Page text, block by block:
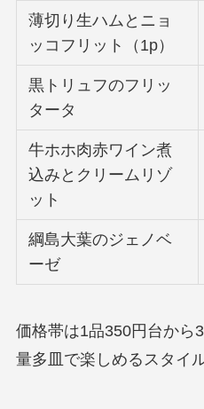
薄切り生ハムとニョ
ッコフリット（1p）
黒トリュフのフリッ
タータ
牛ホホ肉赤ワイン煮
込みとクリームリゾ
ット
綱島大葉のジェノベ
ーゼ
価格帯は1品350円台から
量多皿で楽しめるスタイ